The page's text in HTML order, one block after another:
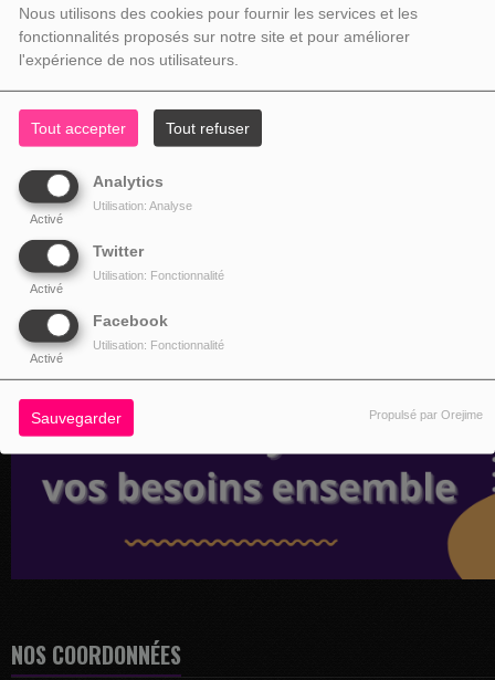
Nous utilisons des cookies pour fournir les services et les
fonctionnalités proposés sur notre site et pour améliorer
l'expérience de nos utilisateurs.
Tout accepter Tout refuser
Analytics
Activé
Utilisation: Analyse
Twitter
Activé
Utilisation: Fonctionnalité
Facebook
Activé
Utilisation: Fonctionnalité
Sauvegarder Propulsé par Orejime
NOS COORDONNÉES